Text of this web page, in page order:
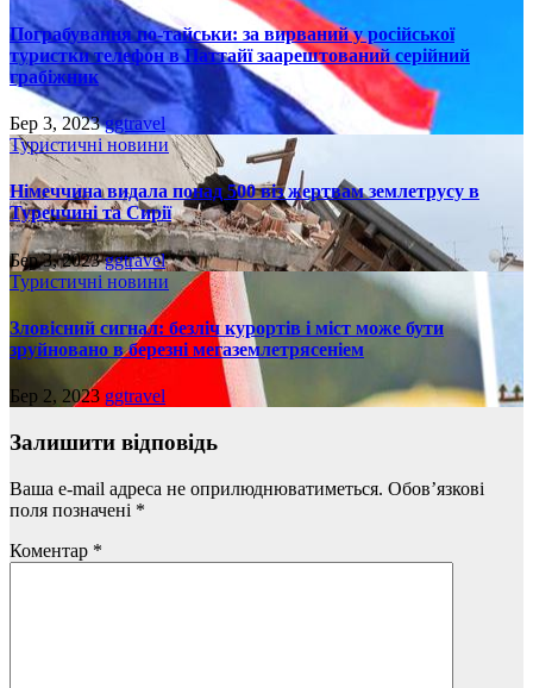
Пограбування по-тайськи: за вирваний у російської
туристки телефон в Паттайї заарештований серійний
грабіжник
Бер 3, 2023ggtravel
Туристичні новини
Німеччина видала понад 500 віз жертвам землетрусу в
Туреччині та Сирії
Бер 3, 2023ggtravel
Туристичні новини
Зловісний сигнал: безліч курортів і міст може бути
зруйновано в березні мегаземлетрясеніем
Бер 2, 2023 ggtravel
Залишити відповідь
Ваша e-mail адреса не оприлюднюватиметься. Обов’язкові
поля позначені *
Коментар *